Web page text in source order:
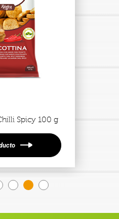
Spicy 100 g